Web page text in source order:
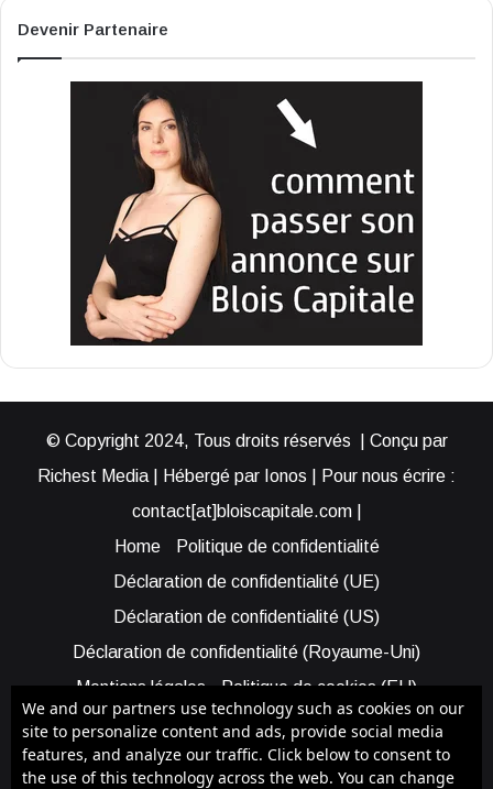
Devenir Partenaire
© Copyright 2024, Tous droits réservés | Conçu par
Richest Media | Hébergé par Ionos | Pour nous écrire :
contact[at]bloiscapitale.com |
Home
Politique de confidentialité
Déclaration de confidentialité (UE)
Déclaration de confidentialité (US)
Déclaration de confidentialité (Royaume-Uni)
Mentions légales
Politique de cookies (EU)
Cookie Policy (AUS)
Cookie Policy (US)
Qui sommes-nous ?
Participer à Blois Capitale
We and our partners use technology such as cookies on our
site to personalize content and ads, provide social media
features, and analyze our traffic. Click below to consent to
the use of this technology across the web. You can change